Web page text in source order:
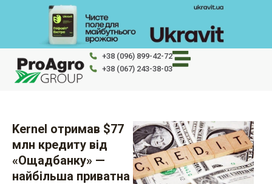
+38 (096) 899-42-72
+38 (067) 243-38-03
Kernel отримав $77
млн кредиту від
«Ощадбанку» —
найбільша приватна